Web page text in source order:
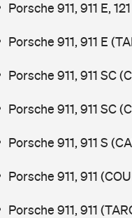
Porsche 911, 911 E,
Porsche 911, 911 E
Porsche 911, 911 SC
Porsche 911, 911 SC
Porsche 911, 911 S
Porsche 911, 911
Porsche 911, 911